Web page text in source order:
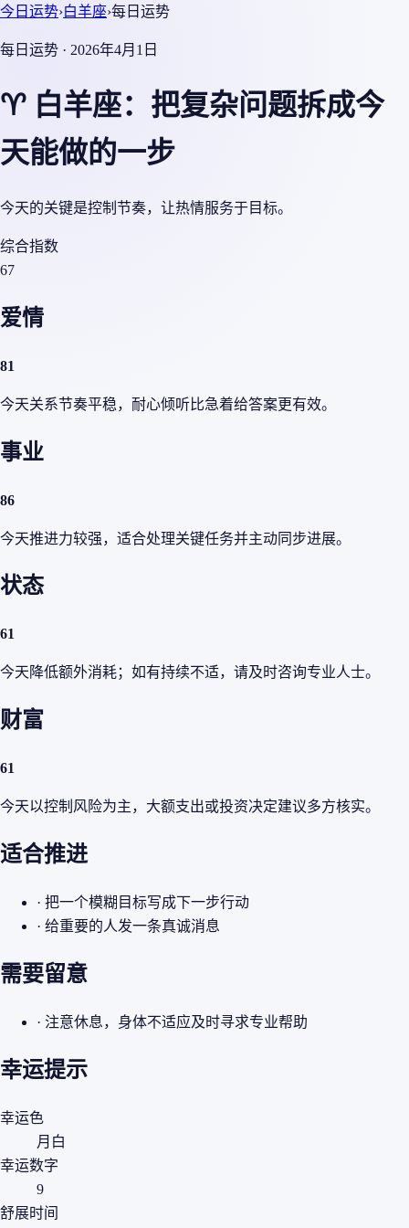
今日运势›白羊座›每日运势
每日运势 · 2026年4月1日
♈ 白羊座：把复杂问题拆成今
天能做的一步
今天的关键是控制节奏，让热情服务于目标。
综合指数
67
爱情
81
今天关系节奏平稳，耐心倾听比急着给答案更有效。
事业
86
今天推进力较强，适合处理关键任务并主动同步进展。
状态
61
今天降低额外消耗；如有持续不适，请及时咨询专业人士。
财富
61
今天以控制风险为主，大额支出或投资决定建议多方核实。
适合推进
· 把一个模糊目标写成下一步行动
· 给重要的人发一条真诚消息
需要留意
· 注意休息，身体不适应及时寻求专业帮助
幸运提示
幸运色
月白
幸运数字
9
舒展时间